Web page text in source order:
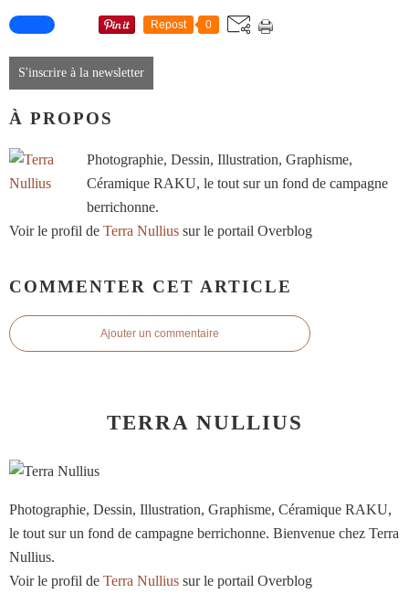
Repost 0
S'inscrire à la newsletter
À PROPOS
Photographie, Dessin, Illustration, Graphisme,
Céramique RAKU, le tout sur un fond de campagne
berrichonne.
Voir le profil de Terra Nullius sur le portail Overblog
COMMENTER CET ARTICLE
Ajouter un commentaire
TERRA NULLIUS
Photographie, Dessin, Illustration, Graphisme, Céramique RAKU,
le tout sur un fond de campagne berrichonne. Bienvenue chez Terra
Nullius.
Voir le profil de Terra Nullius sur le portail Overblog